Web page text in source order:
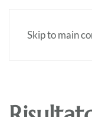
Skip to main